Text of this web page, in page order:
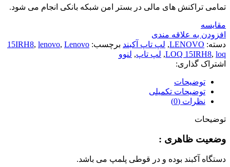
تمامی تراکنش های مالی در بستر امن شبکه بانکی انجام می شود.
مقايسه
افزودن به علاقه مندی
دسته: LENOVO
, لپ تاپ آکبند برچسب: 15IRH8, lenovo, Lenovo
LOQ 15IRH8, loq
, لپ تاپ, لنوو
اشتراک گذاری:
توضیحات
توضیحات تکمیلی
نظرات (0)
توضیحات
وضعیت ظاهری :
دستگاه آکبند بوده و در قوطی پلمپ می باشد.